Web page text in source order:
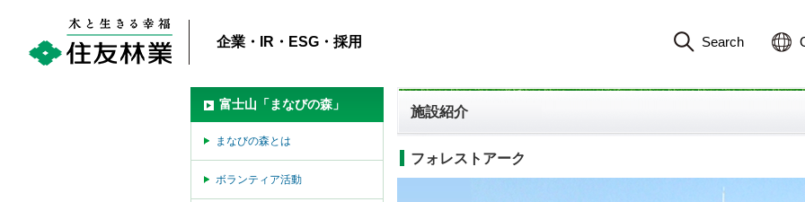
企業・IR・ESG・採用 Search
施設紹介
フォレストアーク
富士山「まなびの森」
まなびの森とは
ボランティア活動